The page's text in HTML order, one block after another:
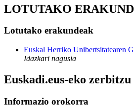
LOTUTAKO
Lotutako erakundeak
Euskal Herriko Unibertsitatearen
Idazkari nagusia
Euskadi.eus-eko
Informazio orokorra